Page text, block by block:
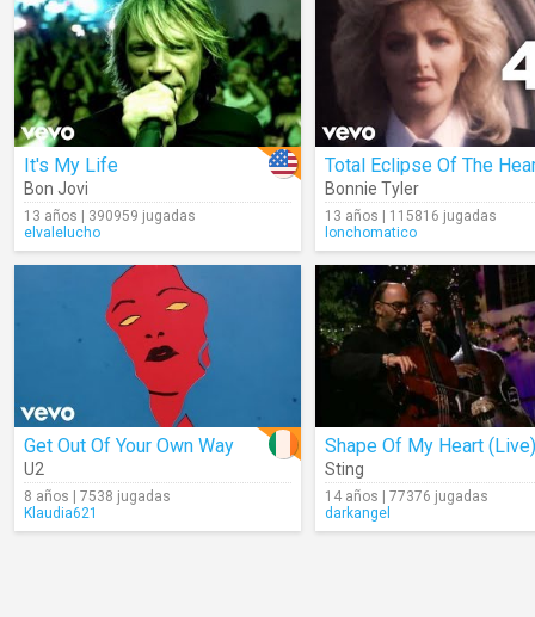
It's My Life
Bon Jovi
13 años | 390959 jugadas
elvalelucho
Total Eclipse Of The
Bonnie Tyler
13 años | 115816 jugadas
lonchomatico
Get Out Of Your Own Way
U2
8 años | 7538 jugadas
Klaudia621
Shape Of My Heart (Live)
Sting
14 años | 77376 jugadas
darkangel